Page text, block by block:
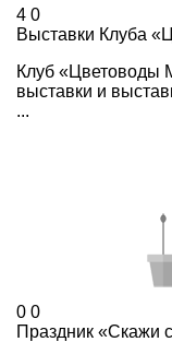
4 0
Выставки Клуба
Клуб «Цветоводы
выставки и
...
0 0
Праздник «Скажи